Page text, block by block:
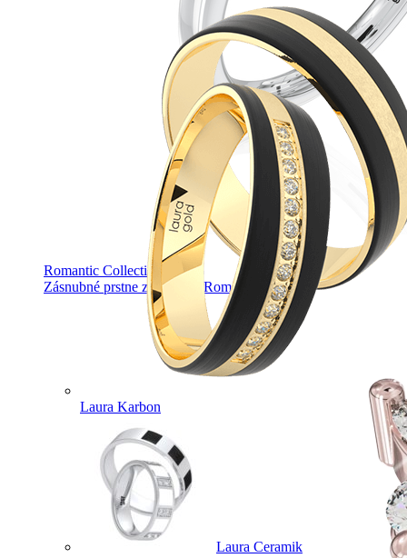
Romantic Collection
Zásnubné prstne z kolekcie Romantic.
Laura Karbon
Laura Ceramik